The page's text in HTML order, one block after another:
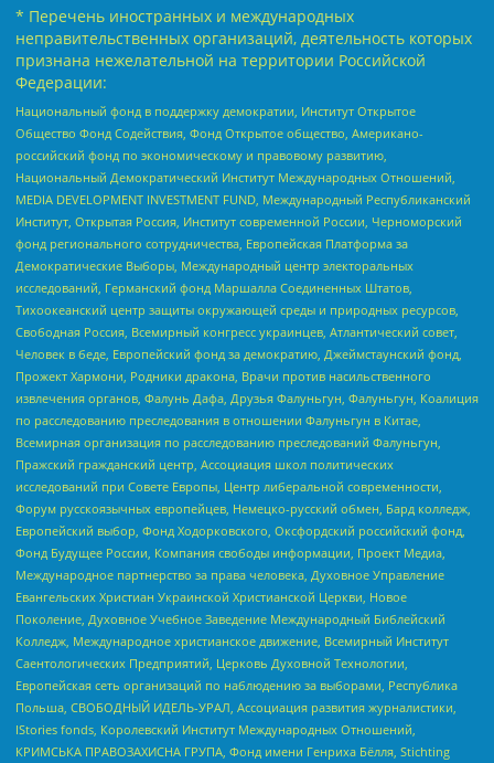
* Перечень иностранных и международных
неправительственных организаций, деятельность которых
признана нежелательной на территории Российской
Федерации:
Национальный фонд в поддержку демократии, Институт Открытое
Общество Фонд Содействия, Фонд Открытое общество, Американо-
российский фонд по экономическому и правовому развитию,
Национальный Демократический Институт Международных Отношений,
MEDIA DEVELOPMENT INVESTMENT FUND, Международный Республиканский
Институт, Открытая Россия, Институт современной России, Черноморский
фонд регионального сотрудничества, Европейская Платформа за
Демократические Выборы, Международный центр электоральных
исследований, Германский фонд Маршалла Соединенных Штатов,
Тихоокеанский центр защиты окружающей среды и природных ресурсов,
Свободная Россия, Всемирный конгресс украинцев, Атлантический совет,
Человек в беде, Европейский фонд за демократию, Джеймстаунский фонд,
Прожект Хармони, Родники дракона, Врачи против насильственного
извлечения органов, Фалунь Дафа, Друзья Фалуньгун, Фалуньгун, Коалиция
по расследованию преследования в отношении Фалуньгун в Китае,
Всемирная организация по расследованию преследований Фалуньгун,
Пражский гражданский центр, Ассоциация школ политических
исследований при Совете Европы, Центр либеральной современности,
Форум русскоязычных европейцев, Немецко-русский обмен, Бард колледж,
Европейский выбор, Фонд Ходорковского, Оксфордский российский фонд,
Фонд Будущее России, Компания свободы информации, Проект Медиа,
Международное партнерство за права человека, Духовное Управление
Евангельских Христиан Украинской Христианской Церкви, Новое
Поколение, Духовное Учебное Заведение Международный Библейский
Колледж, Международное христианское движение, Всемирный Институт
Саентологических Предприятий, Церковь Духовной Технологии,
Европейская сеть организаций по наблюдению за выборами, Республика
Польша, СВОБОДНЫЙ ИДЕЛЬ-УРАЛ, Ассоциация развития журналистики,
IStories fonds, Королевский Институт Международных Отношений,
КРИМСЬКА ПРАВОЗАХИСНА ГРУПА, Фонд имени Генриха Бёлля, Stichting